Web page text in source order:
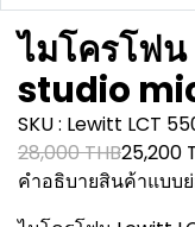
ไมโครโฟน
studio
SKU : Lewitt LCT
28,000 THB25,200
คำอธิบายสินค้าแบบ